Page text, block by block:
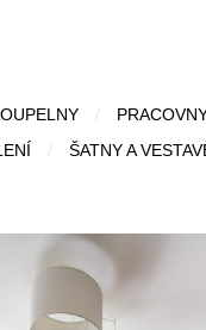
/
/ ŠATNY A